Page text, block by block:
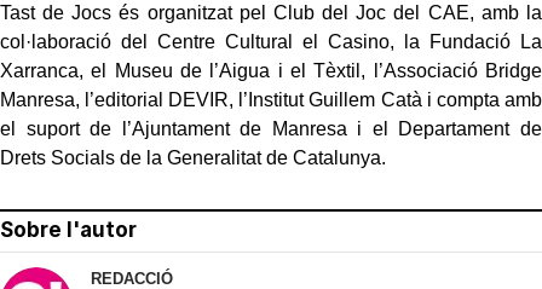
Tast de Jocs és organitzat pel Club del Joc del CAE, amb la
col·laboració del Centre Cultural el Casino, la Fundació La
Xarranca, el Museu de l’Aigua i el Tèxtil, l’Associació Bridge
Manresa, l’editorial DEVIR, l’Institut Guillem Catà i compta amb
el suport de l’Ajuntament de Manresa i el Departament de
Drets Socials de la Generalitat de Catalunya.
Sobre l'autor
REDACCIÓ